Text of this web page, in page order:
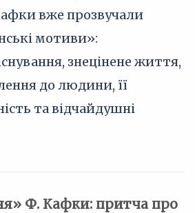
вже прозвучали
мотиви»:
знецінене життя,
до людини, її
та відчайдушні
Ф. Кафки: притча про